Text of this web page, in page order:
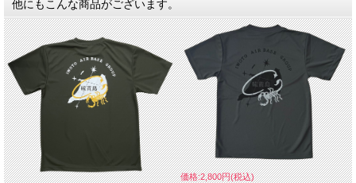
他にもこんな商品がございます。
価格:2,800円(税込)